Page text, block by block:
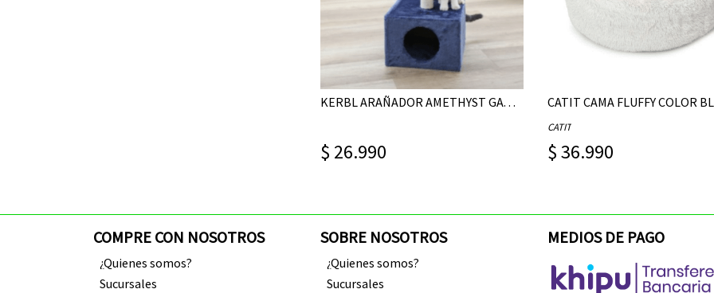
KERBL ARAÑADOR AMETHYST GATO 31X31X57CM
$ 26.990
CATIT CAMA FLUFFY COLOR
CATIT
$ 36.990
COMPRE CON NOSOTROS
¿Quienes somos?
Sucursales
SOBRE NOSOTROS
¿Quienes somos?
Sucursales
MEDIOS DE PAGO